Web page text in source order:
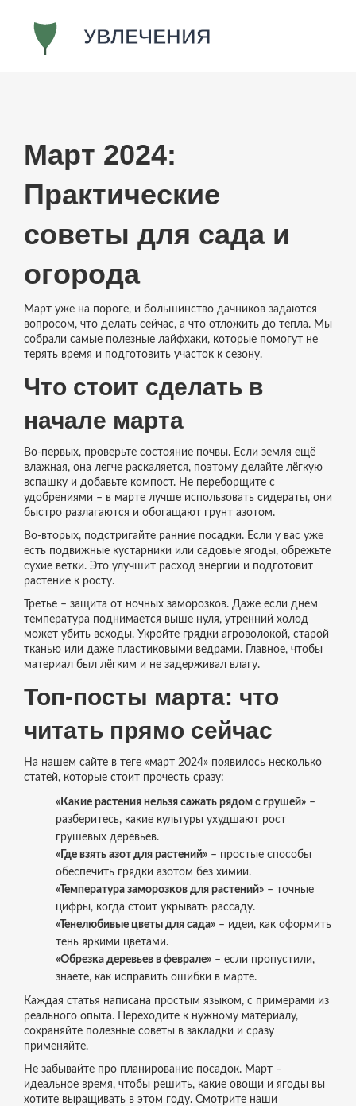
Март 2024:
Практические
советы для сада и
огорода
Март уже на пороге, и большинство дачников задаются
вопросом, что делать сейчас, а что отложить до тепла. Мы
собрали самые полезные лайфхаки, которые помогут не
терять время и подготовить участок к сезону.
Что стоит сделать в
начале марта
Во‑первых, проверьте состояние почвы. Если земля ещё
влажная, она легче раскаляется, поэтому делайте лёгкую
вспашку и добавьте компост. Не переборщите с
удобрениями – в марте лучше использовать сидераты, они
быстро разлагаются и обогащают грунт азотом.
Во‑вторых, подстригайте ранние посадки. Если у вас уже
есть подвижные кустарники или садовые ягоды, обрежьте
сухие ветки. Это улучшит расход энергии и подготовит
растение к росту.
Третье – защита от ночных заморозков. Даже если днем
температура поднимается выше нуля, утренний холод
может убить всходы. Укройте грядки агроволокой, старой
тканью или даже пластиковыми ведрами. Главное, чтобы
материал был лёгким и не задерживал влагу.
Топ‑посты марта: что
читать прямо сейчас
На нашем сайте в теге «март 2024» появилось несколько
статей, которые стоит прочесть сразу:
«Какие растения нельзя сажать рядом с грушей»–
разберитесь, какие культуры ухудшают рост
грушевых деревьев.
«Где взять азот для растений»– простые способы
обеспечить грядки азотом без химии.
«Температура заморозков для растений»– точные
цифры, когда стоит укрывать рассаду.
«Тенелюбивые цветы для сада»– идеи, как оформить
тень яркими цветами.
«Обрезка деревьев в феврале»– если пропустили,
знаете, как исправить ошибки в марте.
Каждая статья написана простым языком, с примерами из
реального опыта. Переходите к нужному материалу,
сохраняйте полезные советы в закладки и сразу
применяйте.
Не забывайте про планирование посадок. Март –
идеальное время, чтобы решить, какие овощи и ягоды вы
хотите выращивать в этом году. Смотрите наши